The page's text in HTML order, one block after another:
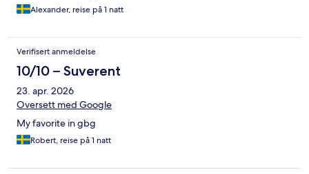
Alexander, reise på 1 natt
Verifisert anmeldelse
10/10 – Suverent
23. apr. 2026
Oversett med Google
My favorite in gbg
Robert, reise på 1 natt